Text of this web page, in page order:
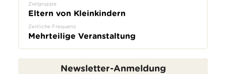
Zielgruppe
Eltern von Kleinkindern
Zeitliche Frequenz
Mehrteilige Veranstaltung
Newsletter-Anmeldung